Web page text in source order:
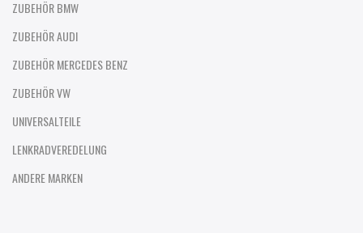
ZUBEHÖR BMW
ZUBEHÖR AUDI
ZUBEHÖR MERCEDES BENZ
ZUBEHÖR VW
UNIVERSALTEILE
LENKRADVEREDELUNG
ANDERE MARKEN